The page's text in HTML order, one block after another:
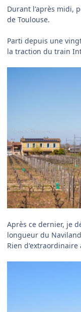
Durant l'après midi,
de Toulouse.
Parti depuis une
la traction du train
Après ce dernier, je
longueur du
Rien d'extraordinaire